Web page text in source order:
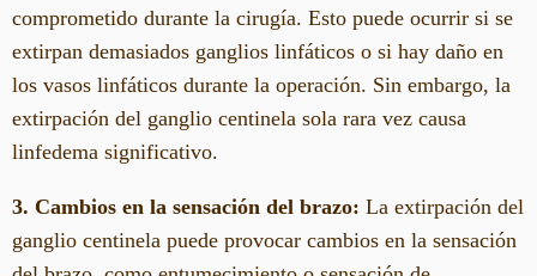
comprometido durante la cirugía. Esto puede ocurrir si se
extirpan demasiados ganglios linfáticos o si hay daño en
los vasos linfáticos durante la operación. Sin embargo, la
extirpación del ganglio centinela sola rara vez causa
linfedema significativo.
3. Cambios en la sensación del brazo: La extirpación del
ganglio centinela puede provocar cambios en la sensación